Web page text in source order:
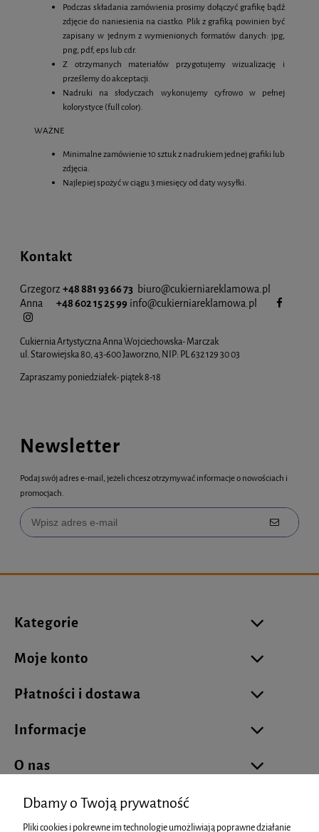
Podczas składania zamówienia prosimy dołączyć grafikę bądź
zdjęcie do naniesienia na ciastko. Plik z grafiką powinien być
zapisany w jednym z wymienionych formatów danych: jpg,
png, pdf, eps lub cdr.
Z otrzymanych materiałów przygotujemy wizualizację i
prześlemy do akceptacji.
Nadruki na słodyczach wykonujemy cyfrowo w pełnej
kolorystyce (full color).
WAŻNE
Minimalne zamówienie 10 sztuk z nadrukiem jednej grafiki lub
zdjęcia.
Najlepiej spożyć w ciągu 3 miesięcy od daty wysyłki.
Kontakt
Grzegorz +48 881 93 66 73 biuro@cukierniareklamowa.pl
Anna
+48 602 15 25 99 info@cukierniareklamowa.pl
Cukiernia Artystyczna Anna Wojciechowska- Marczak
ul. Starowiejska 80, 43-600 Jaworzno, NIP: PL 632 129 30 03
Zapraszamy poniedziałek- piątek 8-18
Newsletter
Podaj swój adres e-mail, jeżeli chcesz otrzymywać informacje o nowościach i
promocjach.
Kategorie
Moje konto
Płatności i dostawa
Informacje
O nas
Dbamy o Twoją prywatność
Pliki cookies i pokrewne im technologie umożliwiają poprawne działanie